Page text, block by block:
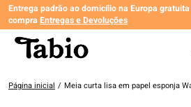
Entrega padrão ao domicílio na Europa
compra Entregas e Devoluções
Página inicial / Meia curta lisa em papel esponja